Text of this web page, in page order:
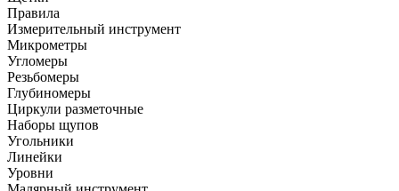
Правила
Измерительный инструмент
Микрометры
Угломеры
Резьбомеры
Глубиномеры
Циркули разметочные
Наборы щупов
Угольники
Линейки
Уровни